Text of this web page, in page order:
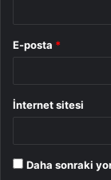
E-posta *
İnternet sitesi
Daha sonraki